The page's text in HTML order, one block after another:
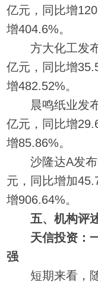
亿元，同比增
增404.6%。
方大化工发布
亿元，同比增
增482.52%。
晨鸣纸业发布
亿元，同比增
增85.86%。
沙隆达A发布
元，同比增加
增906.64%。
五、机构评
天信投资：
强
短期来看，随